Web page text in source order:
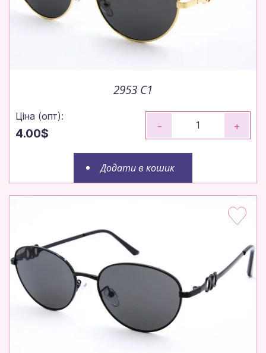
2953 C1
Ціна (опт):
4.00$
- +
Додати в кошик